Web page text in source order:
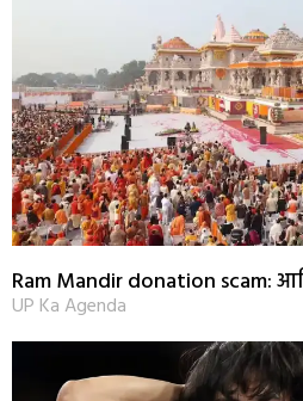
Ram Mandir donation scam:
UP Ka Agenda